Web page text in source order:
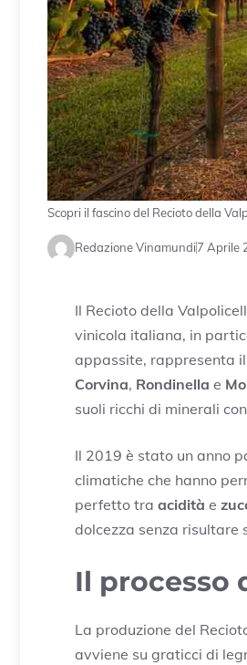
Scopri il fascino del Recioto della
Redazione Vinamundi7 Aprile
Il Recioto della
vinicola italiana, in
appassite, rappresenta
Corvina, Rondinella e
suoli ricchi di minerali
Il 2019 è stato un anno
climatiche che hanno
perfetto tra acidità e
dolcezza senza risultare
Il processo
La produzione del
avviene su graticci di